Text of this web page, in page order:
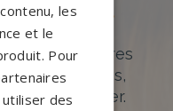
uniques et
choix de pierres
modernes,
à personnaliser.
les
et le
Pour
des